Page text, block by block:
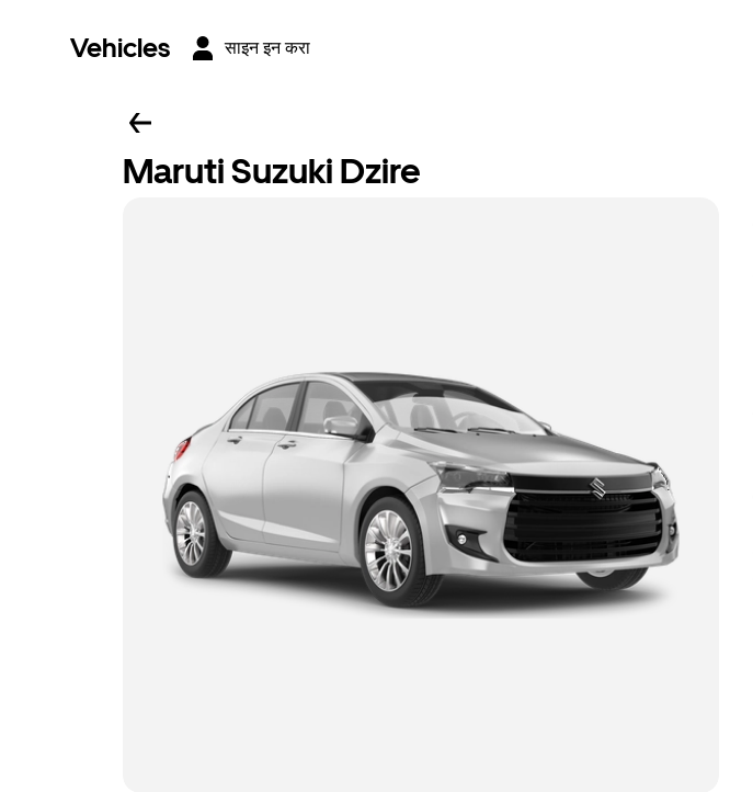
Vehicles साइन इन करा
Maruti Suzuki Dzire